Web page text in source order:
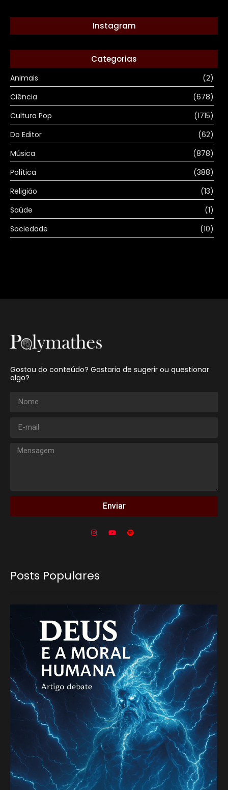
Instagram
Categorias
Animais
(2)
Ciência
(678)
Cultura Pop
(1715)
Do Editor
(62)
Música
(878)
Política
(388)
Religião
(13)
Saúde
(1)
Sociedade
(10)
Gostou do conteúdo? Gostaria de sugerir ou questionar
algo?
Enviar
Posts Populares